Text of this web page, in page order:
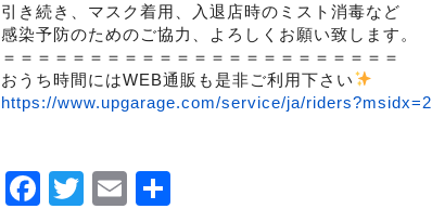
引き続き、マスク着用、入退店時のミスト消毒など
感染予防のためのご協力、よろしくお願い致します。
＝＝＝＝＝＝＝＝＝＝＝＝＝＝＝＝＝＝＝＝＝＝＝
おうち時間にはWEB通販も是非ご利用下さい
https://www.upgarage.com/service/ja/riders?msidx=2
Facebook
Twitter
Email